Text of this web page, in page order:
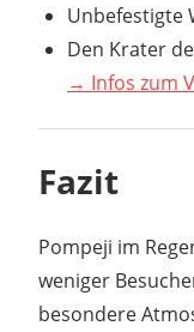
Unbefestigte
Den Krater
→ Infos zum
Fazit
Pompeji im
weniger
besondere